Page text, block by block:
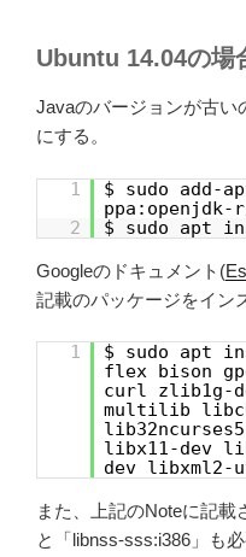
Ubuntu 14.04の場
Javaのバージョンが古い
にする。
1
$ sudo add-
ppa:openjdk-
2
$ sudo apt
Googleのドキュメント(
記載のパッケージをイン
1
$ sudo apt
flex bison
curl zlib1g-
multilib
libx11-dev
dev
また、上記のNoteに記載
と「libnss-sss:i386」も